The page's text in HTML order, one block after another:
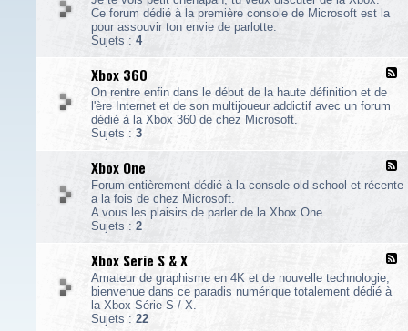
Ce forum dédié à la première console de Microsoft est la
pour assouvir ton envie de parlotte.
Sujets : 4
b
x
Xbox 360
On rentre enfin dans le début de la haute définition et de
l'ère Internet et de son multijoueur addictif avec un forum
dédié à la Xbox 360 de chez Microsoft.
Sujets : 3
u
Xbox One
Forum entièrement dédié à la console old school et récente
a la fois de chez Microsoft.
A vous les plaisirs de parler de la Xbox One.
Sujets : 2
Xbox Serie S & X
Amateur de graphisme en 4K et de nouvelle technologie,
bienvenue dans ce paradis numérique totalement dédié à
la Xbox Série S / X.
Sujets : 22